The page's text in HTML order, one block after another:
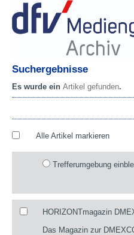
Suchergebnisse
Es wurde ein Artikel gefunden.
Alle Artikel markieren
Trefferumgebung
HORIZONTmagazin
Das Magazin zur